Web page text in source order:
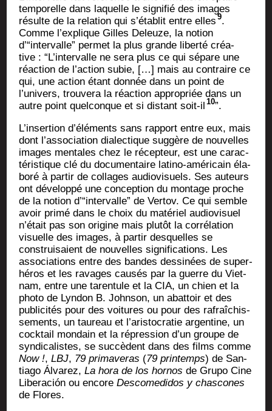
tem­po­relle dans laquelle le signi­fié des images
résulte de la rela­tion qui s’établit entre elles9.
Comme l’explique Gilles Deleuze, la notion
d’“intervalle” per­met la plus grande liber­té créa­
tive : “L’intervalle ne sera plus ce qui sépare une
réac­tion de l’action subie, […] mais au contraire ce
qui, une action étant don­née dans un point de
l’univers, trou­ve­ra la réac­tion appro­priée dans un
autre point quel­conque et si dis­tant soit-il 10”.
L’insertion d’éléments sans rap­port entre eux, mais
dont l’association dia­lec­tique sug­gère de nou­velles
images men­tales chez le récep­teur, est une carac­
té­ris­tique clé du docu­men­taire lati­no-amé­ri­cain éla­
bo­ré à par­tir de col­lages audio­vi­suels. Ses auteurs
ont déve­lop­pé une concep­tion du mon­tage proche
de la notion d’“intervalle” de Ver­tov. Ce qui semble
avoir pri­mé dans le choix du maté­riel audio­vi­suel
n’était pas son ori­gine mais plu­tôt la cor­ré­la­tion
visuelle des images, à par­tir des­quelles se
construi­saient de nou­velles signi­fi­ca­tions. Les
asso­cia­tions entre des bandes des­si­nées de super-
héros et les ravages cau­sés par la guerre du Viet­
nam, entre une taren­tule et la CIA, un chien et la
pho­to de Lyn­don B. John­son, un abat­toir et des
publi­ci­tés pour des voi­tures ou pour des rafraî­chis­
se­ments, un tau­reau et l’aristocratie argen­tine, un
cock­tail mon­dain et la répres­sion d’un groupe de
syn­di­ca­listes, se suc­cèdent dans des films comme
Now !,LBJ, 79 pri­ma­ve­ras (79 prin­temps) de San­
tia­go Álva­rez,La hora de los hor­nos de Gru­po Cine
Libe­ra­ción ou encoreDes­co­me­di­dos y chas­cones
de Flores.